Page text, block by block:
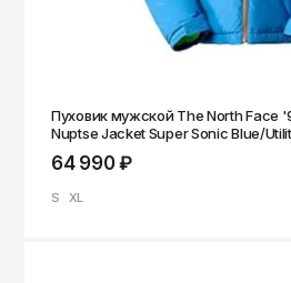
Пуховик мужской The North Face
Nuptse Jacket Super Sonic Blue/
64 990 ₽
S XL